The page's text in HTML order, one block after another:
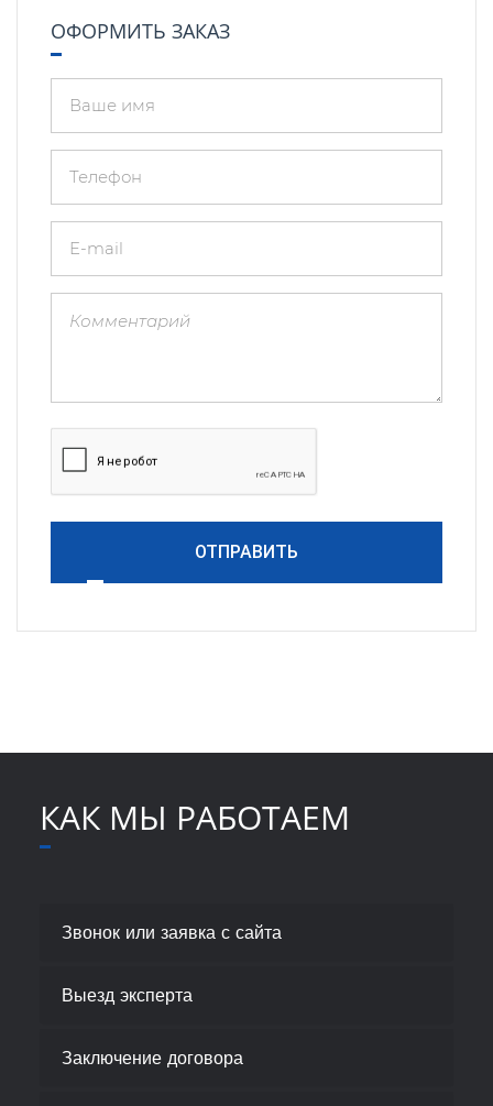
ОФОРМИТЬ ЗАКАЗ
ОТПРАВИТЬ
КАК МЫ РАБОТАЕМ
Звонок или заявка с сайта
Выезд эксперта
Заключение договора